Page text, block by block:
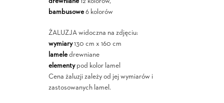
bambusowe6 kolorów
ŻALUZJA widoczna na zdjęciu:
wymiary130 cm x 160 cm
lameledrewniane
elementypod kolor lamel
Cena żaluzji zależy od jej wymiarów i
zastosowanych lamel.